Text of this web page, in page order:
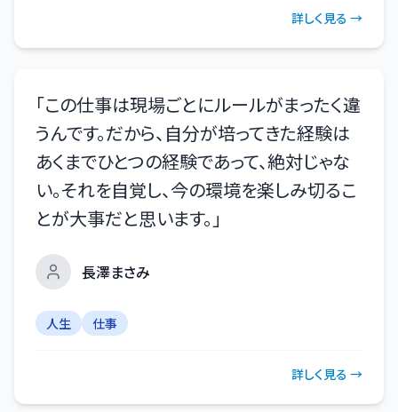
詳しく見る →
「この仕事は現場ごとにルールがまったく違
うんです。だから、自分が培ってきた経験は
あくまでひとつの経験であって、絶対じゃな
い。それを自覚し、今の環境を楽しみ切るこ
とが大事だと思います。 」
長澤まさみ
人生 仕事
詳しく見る →